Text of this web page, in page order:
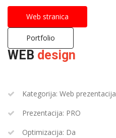
Web stranica
Portfolio
WEB design
Kategorija: Web prezentacija
Prezentacija: PRO
Optimizacija: Da